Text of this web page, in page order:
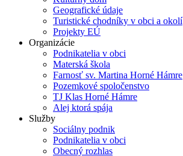
Geografické údaje
Turistické chodníky v obci a okolí
Projekty EÚ
Organizácie
Podnikatelia v obci
Materská škola
Farnosť sv. Martina Horné Hámre
Pozemkové spoločenstvo
TJ Klas Horné Hámre
Alej ktorá spája
Služby
Sociálny podnik
Podnikatelia v obci
Obecný rozhlas